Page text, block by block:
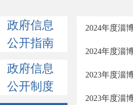
政府信息
公开指南
政府信息
公开制度
2024年度淄
2024年度淄
2023年度淄
2023年度淄